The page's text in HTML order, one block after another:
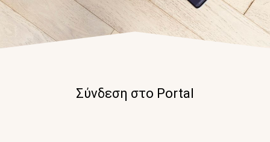
Σύνδεση στο Portal